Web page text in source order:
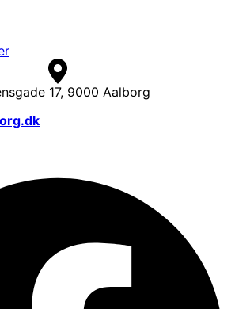
17, 9000 Aalborg